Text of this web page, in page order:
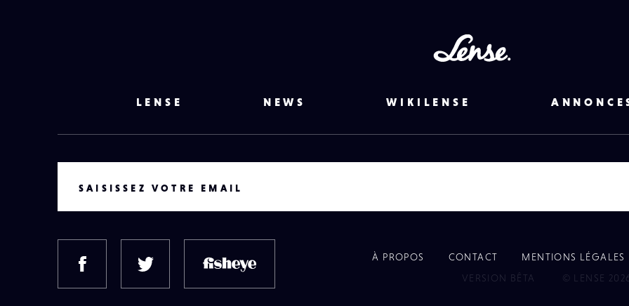
LENSE NEWS WIKILENSE
SAISISSEZ VOTRE EMAIL
FACEBOOK TWITTER
À PROPOS CONTACT
MENTIONS LÉGALES
VERSION BÊTA
© LENSE